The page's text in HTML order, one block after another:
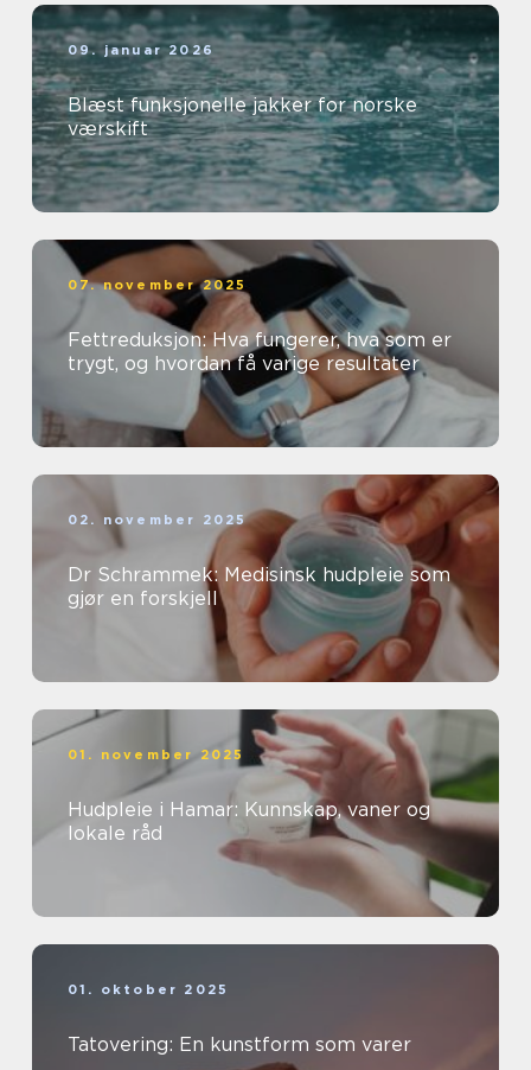
09. januar 2026
Blæst funksjonelle jakker for norske
værskift
07. november 2025
Fettreduksjon: Hva fungerer, hva som er
trygt, og hvordan få varige resultater
02. november 2025
Dr Schrammek: Medisinsk hudpleie som
gjør en forskjell
01. november 2025
Hudpleie i Hamar: Kunnskap, vaner og
lokale råd
01. oktober 2025
Tatovering: En kunstform som varer